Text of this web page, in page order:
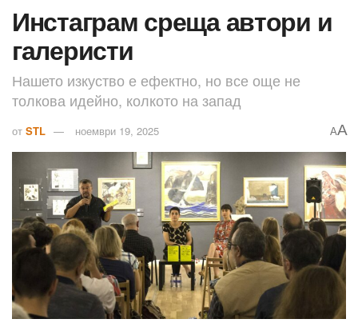
Инстаграм среща автори и
галеристи
Нашето изкуство е ефектно, но все още не
толкова идейно, колкото на запад
от STL ноември 19, 2025 AA